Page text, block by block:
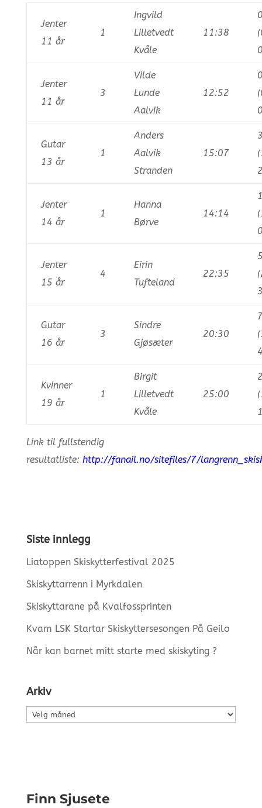
Jenter
11 år
1
Ingvild
Lilletvedt
Kvåle
11:38
Jenter
11 år
3
Vilde
Lunde
Aalvik
12:52
Gutar
13 år
1
Anders
Aalvik
Stranden
15:07
Jenter
14 år
1
Hanna
Børve
14:14
Jenter
15 år
4
Eirin
Tufteland
22:35
Gutar
16 år
3
Sindre
Gjøsæter
20:30
Kvinner
19 år
1
Birgit
Lilletvedt
Kvåle
25:00
Link til fullstendig
resultatliste: http://fanail.no/sitefiles/7/
Siste innlegg
Liatoppen Skiskytterfestival 2025
Skiskyttarrenn i Myrkdalen
Skiskyttarane på Kvalfossprinten
Kvam LSK Startar Skiskyttersesongen På Geilo
Når kan barnet mitt starte med skiskyting ?
Arkiv
Arkiv
Finn Sjusete